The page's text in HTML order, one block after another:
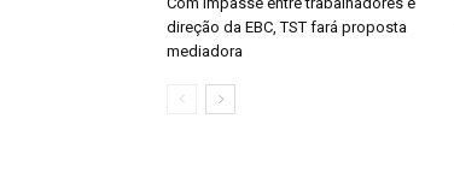
direção da EBC, TST fará proposta
mediadora